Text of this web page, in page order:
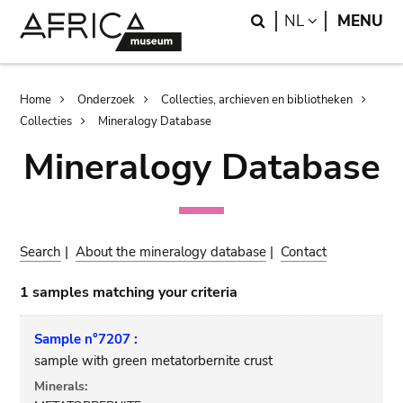
Search
NL LANGUAGE
MENU
Breadcrumb
Home Onderzoek
Collecties, archieven en bibliotheken
Collecties
Mineralogy Database
Mineralogy Database
Search |About the mineralogy database | Contact
1 samples matching your criteria
Sample n°7207 :
sample with green metatorbernite crust
Minerals: